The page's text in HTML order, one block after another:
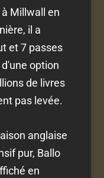
Millwall en
il a
et 7 passes
option
de livres
pas levée.
anglaise
pur, Ballo
en